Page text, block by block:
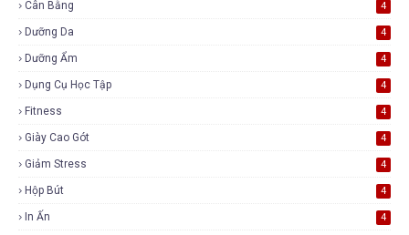
Cân Bằng 4
Dưỡng Da 4
Dưỡng Ẩm 4
Dụng Cụ Học Tập 4
Fitness 4
Giày Cao Gót 4
Giảm Stress 4
Hộp Bút 4
In Ấn 4